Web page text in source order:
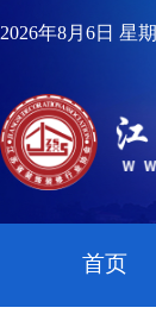
2026年8月6日 星
首页